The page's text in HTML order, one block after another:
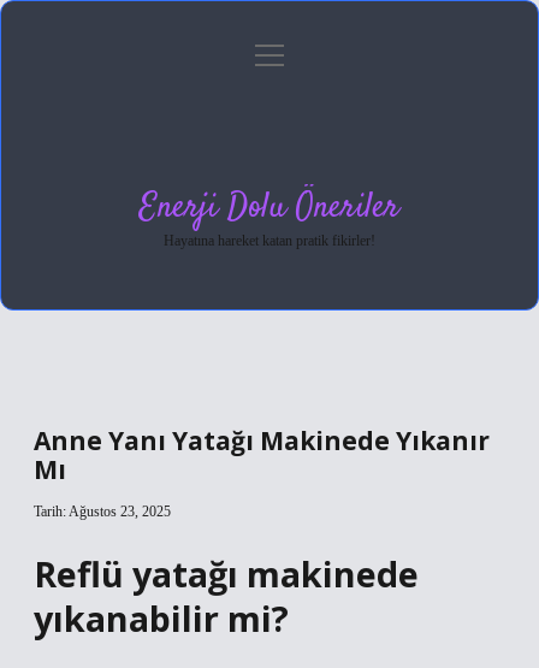
Gizlilik Politikası
menüyü
Enerji Dolu Öneriler
Hayatına hareket katan pratik fikirler!
Anne Yanı Yatağı Makinede Yıkanır
Mı
Tarih: Ağustos 23, 2025
Reflü yatağı makinede
yıkanabilir mi?